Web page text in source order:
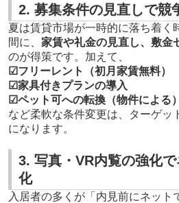
2. 募集条件の見直しで競
夏は賃貸市場が一時的に落ち着く
間に、 家賃や礼金の見直し、敷金
のが得策です。加えて、
☑フリーレント（初月家賃無料）
☑家具付きプランの導入
☑ペット可への転換（物件による）
など柔軟な条件変更は、ターゲッ
になります。
3. 写真・VR内覧の強化
化
入居者の多くが「内見前にネット